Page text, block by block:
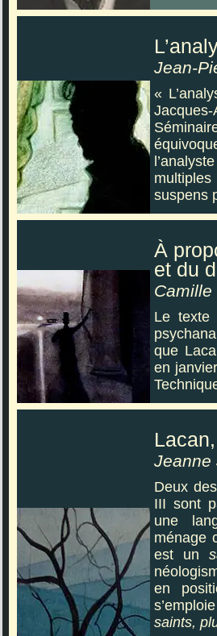
Jean-
«
suspens
À
et du
Camille
Le texte
que
en
Jeanne
Deux
III sont
une
ménage
est un
en
saints,